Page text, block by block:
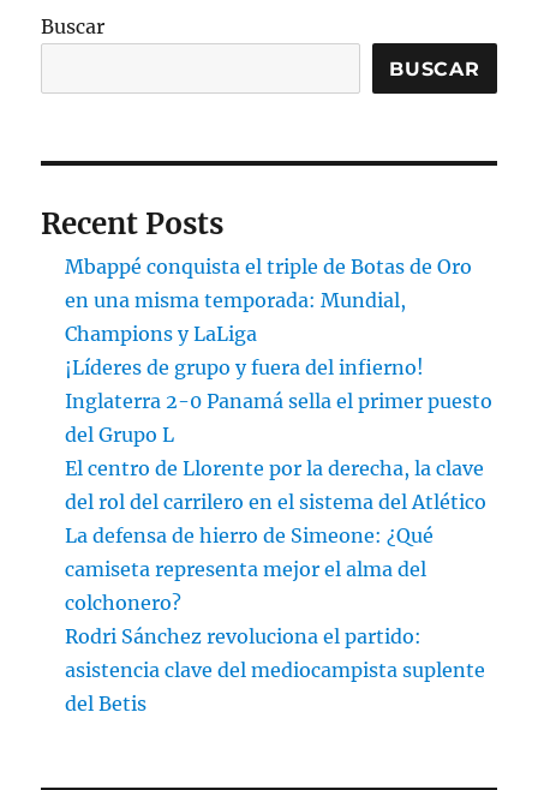
Buscar
BUSCAR
Recent Posts
Mbappé conquista el triple de Botas de Oro
en una misma temporada: Mundial,
Champions y LaLiga
¡Líderes de grupo y fuera del infierno!
Inglaterra 2-0 Panamá sella el primer puesto
del Grupo L
El centro de Llorente por la derecha, la clave
del rol del carrilero en el sistema del Atlético
La defensa de hierro de Simeone: ¿Qué
camiseta representa mejor el alma del
colchonero?
Rodri Sánchez revoluciona el partido:
asistencia clave del mediocampista suplente
del Betis